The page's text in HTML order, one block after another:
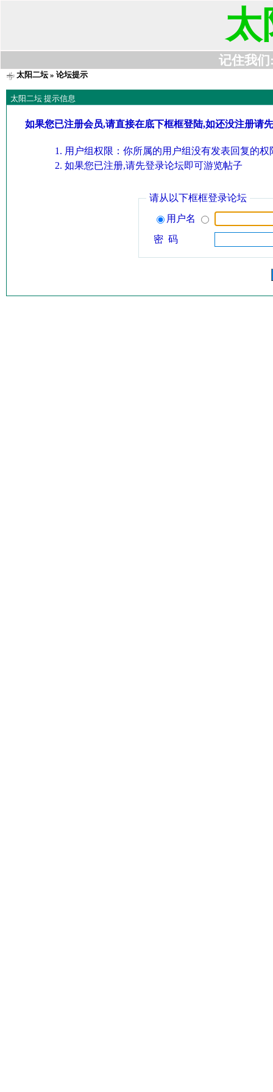
太
记住我们
太阳二坛» 论坛提示
太阳二坛 提示信息
如果您已注册会员,请直接在底下框框登陆,如还没注册请
用户组权限：你所属的用户组没有发表回复的权
如果您已注册,请先登录论坛即可游览帖子
请从以下框框登录论坛
用户名
密 码